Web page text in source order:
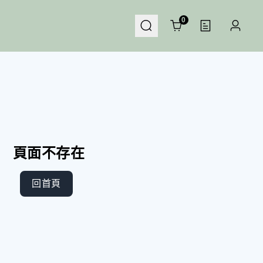
Cart0
頁面不存在
回首頁